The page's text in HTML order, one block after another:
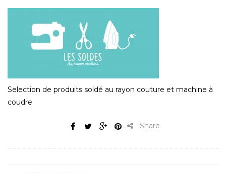
Selection de produits soldé au rayon couture et machine à
coudre
Share